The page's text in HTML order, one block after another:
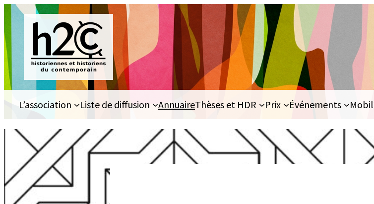
Aller
au
contenu
L’association Liste de diffusion AnnuaireThèses et HDR Prix Événements